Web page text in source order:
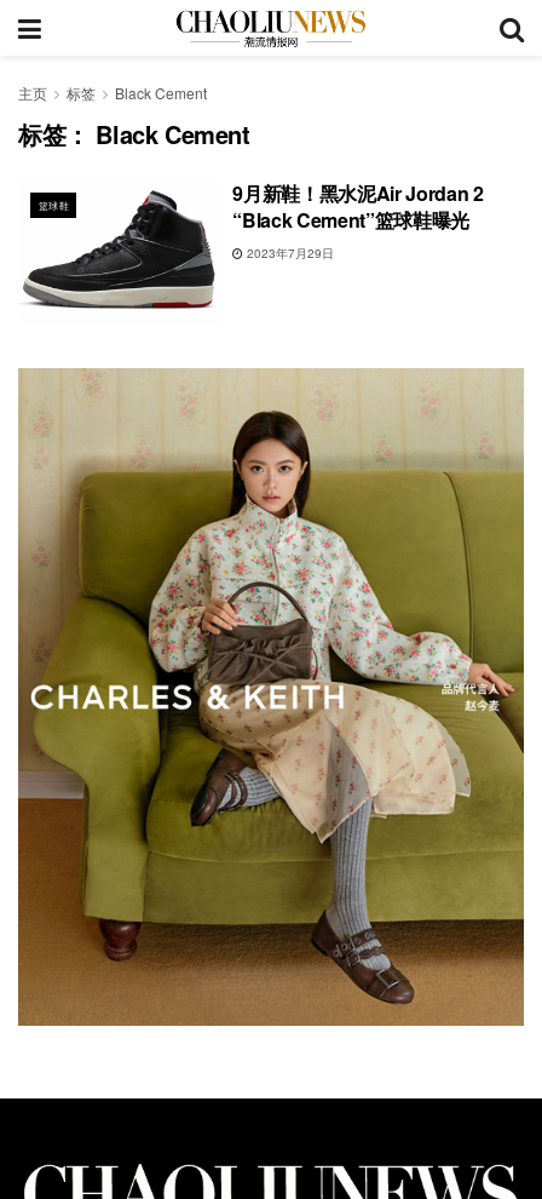
主页 标签 Black Cement
标签： Black Cement
篮球鞋
9月新鞋！黑水泥Air Jordan 2
“Black Cement”篮球鞋曝光
2023年7月29日